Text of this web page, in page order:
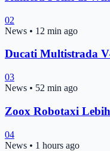
02
News • 12 min ago
Ducati Multistrada
03
News • 52 min ago
Zoox Robotaxi
04
News • 1 hours ago